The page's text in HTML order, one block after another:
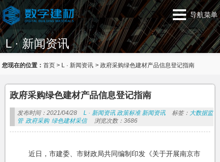
导航菜单
L · 新闻资讯
您现在的位置：首页 > L · 新闻资讯 >政府采购绿色建材产品信息登记指南
政府采购绿色建材产品信息登记指南
发布时间：2021/04/28 L · 新闻资讯 政策标准 新闻资讯 标签： 大数据监
管 政府采购 绿色建材采信 浏览次数：3686
近日，市建委、市财政局共同编制印发《关于开展南京市